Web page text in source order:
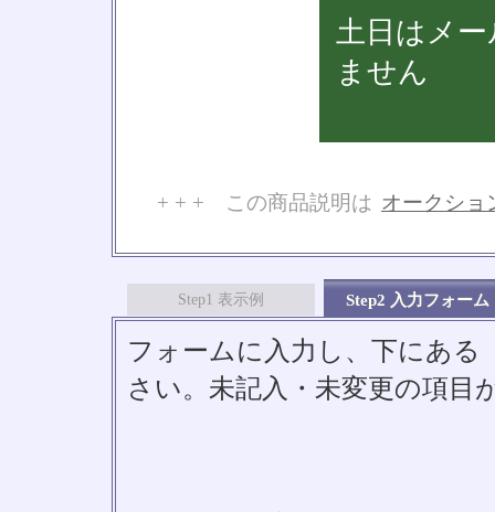
土日はメ
ません
+ + + この商品説明は オークショ
Step1 表示例 Step2 入力フォーム
フォームに入力し、下にあ
さい。未記入・未変更の項目